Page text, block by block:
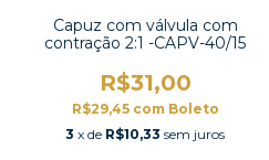
Capuz com válvula com
contração 2:1 -CAPV-40/15
R$31,00
R$29,45 com Boleto
3 x de R$10,33 sem juros